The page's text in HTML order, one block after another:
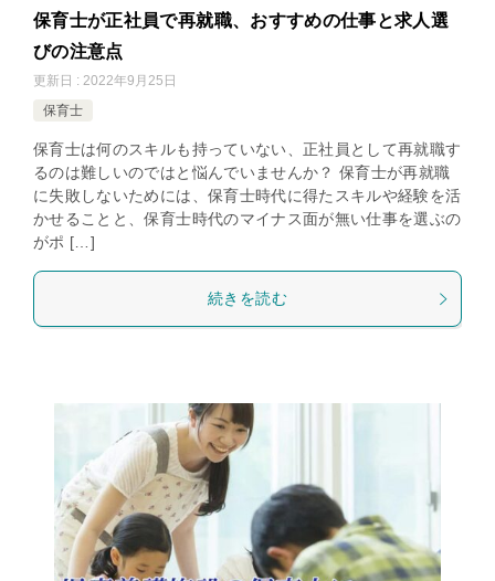
保育士が正社員で再就職、おすすめの仕事と求人選
びの注意点
更新日 : 2022年9月25日
保育士
保育士は何のスキルも持っていない、正社員として再就職す
るのは難しいのではと悩んでいませんか？ 保育士が再就職
に失敗しないためには、保育士時代に得たスキルや経験を活
かせることと、保育士時代のマイナス面が無い仕事を選ぶの
がポ […]
続きを読む